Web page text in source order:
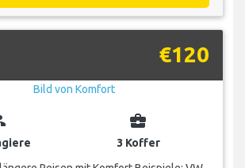
€120
business_center
3 Koffer